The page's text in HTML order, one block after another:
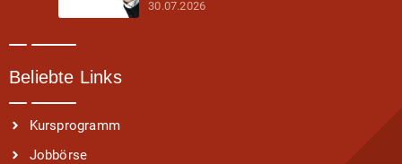
30.07.2026
Beliebte Links
Kursprogramm
Jobbörse